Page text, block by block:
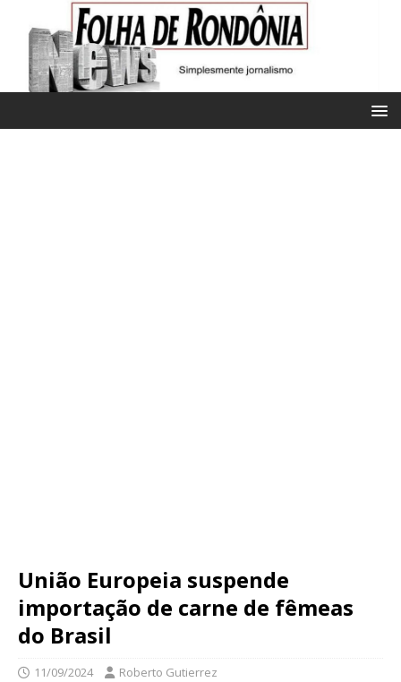
União Europeia suspende
importação de carne de fêmeas
do Brasil
11/09/2024 Roberto Gutierrez